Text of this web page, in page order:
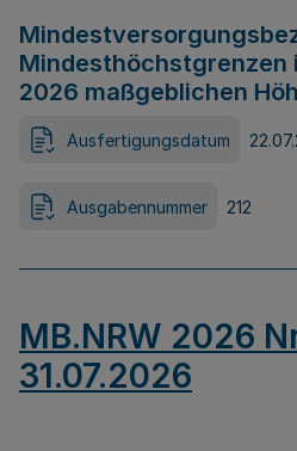
Mindesthöchstgrenzen
2026 maßgeblichen
Ausfertigungsdatum
Ausgabennummer 212
MB.NRW 2026
31.07.2026